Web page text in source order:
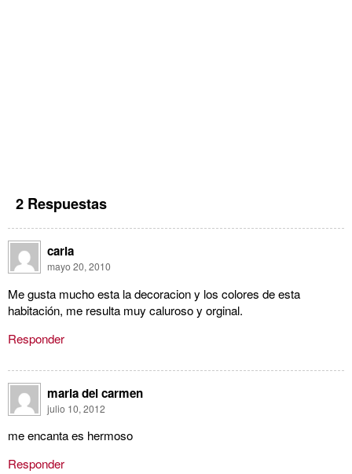
2 Respuestas
carla
mayo 20, 2010
Me gusta mucho esta la decoracion y los colores de esta
habitación, me resulta muy caluroso y orginal.
Responder
maria del carmen
julio 10, 2012
me encanta es hermoso
Responder